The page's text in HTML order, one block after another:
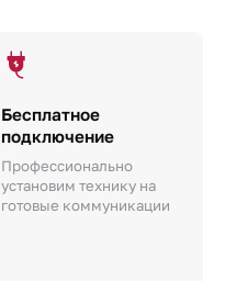
Бесплатное
подключение
Профессионально
установим технику на
готовые коммуникации